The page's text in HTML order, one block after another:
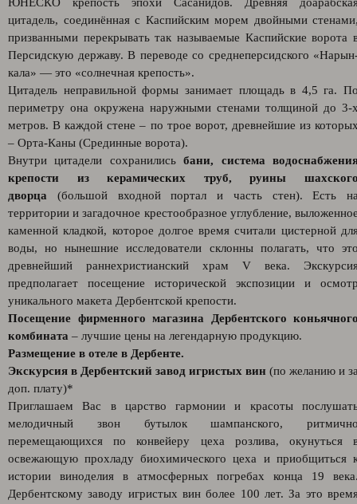
цитадель, соединённая с Каспийским морем двойными
призванными перекрывать так называемые Каспийские ворота
Персидскую державу. В переводе со среднеперсидского
кала» — это «солнечная крепость».
Цитадель неправильной формы занимает площадь в 4,5 га.
периметру она окружена наружными стенами толщиной до 3-
метров. В каждой стене – по трое ворот, древнейшие из
– Орта-Каны (Срединные ворота).
Внутри цитадели сохранилисьбани, система
крепости из керамических труб, руины
дворца (большой входной портал и часть стен). Есть
территории и загадочное крестообразное углубление,
каменной кладкой, которое долгое время считали цистерной
воды, но нынешние исследователи склонны полагать, что
древнейший раннехристианский храм V века.
предполагает посещение исторической экспозиции и
уникального макета Дербентской крепости.
Посещение фирменного магазина Дербентского
комбината – лучшие цены на легендарную продукцию.
Размещение в отеле в Дербенте.
Экскурсия в Дербентский завод игристых вин (по желанию и
доп. плату)*
Приглашаем Вас в царство гармонии и красоты
мелодичный звон бутылок шампанского,
перемещающихся по конвейеру цеха розлива, окунуться
освежающую прохладу биохимического цеха и приобщиться
истории виноделия в атмосферных погребах конца 19
Дербентскому заводу игристых вин более 100 лет. За это